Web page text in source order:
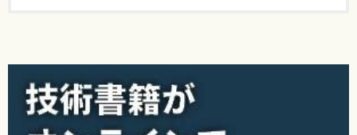
第14章 ICMP ?インターネットコントロールメッセージプロ
トコル?